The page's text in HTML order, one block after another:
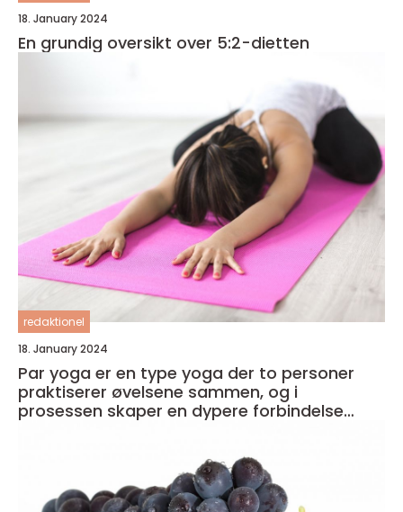
18. January 2024
En grundig oversikt over 5:2-dietten
redaktionel
18. January 2024
Par yoga er en type yoga der to personer
praktiserer øvelsene sammen, og i
prosessen skaper en dypere forbindelse